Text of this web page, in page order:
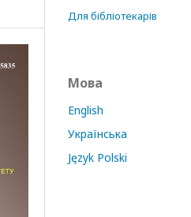
Для бібліотекарів
Мова
English
Українська
Język Polski